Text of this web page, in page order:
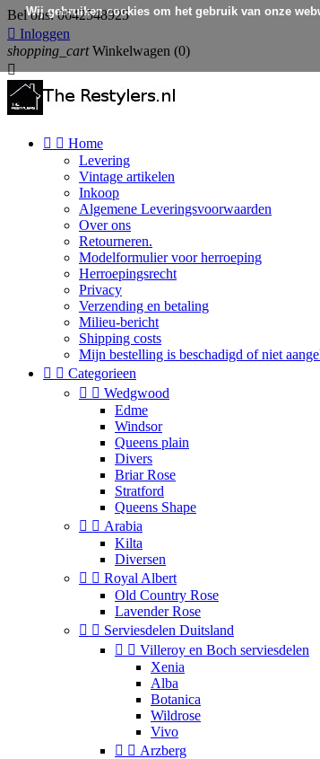
Bel ons:0642548925
 Inloggen
shopping_cart Winkelwagen (0)

  Home
Levering
Vintage artikelen
Inkoop
Algemene Leveringsvoorwaarden
Over ons
Retourneren.
Modelformulier voor herroeping
Herroepingsrecht
Privacy
Verzending en betaling
Milieu-bericht
Shipping costs
Mijn bestelling is beschadigd of niet
  Categorieen
  Wedgwood
Edme
Windsor
Queens plain
Divers
Briar Rose
Stratford
Queens Shape
  Arabia
Kilta
Diversen
  Royal Albert
Old Country Rose
Lavender Rose
  Serviesdelen Duitsland
  Villeroy en Boch serviesdelen
Xenia
Alba
Botanica
Wildrose
Vivo
  Arzberg
Wij gebruiken cookies om het gebruik van onze